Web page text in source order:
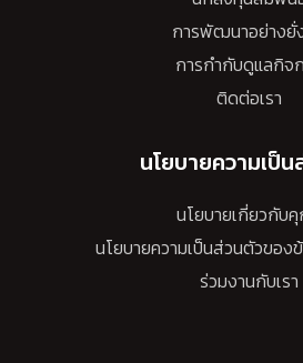
การพัฒนาอย่างยั่
การกำกับดูแลกิจ
ติดต่อเรา
นโยบายความเป็
นโยบายเกี่ยวกับ
นโยบายความเป็นส่วนตัวขอ
ร่วมงานกับเรา